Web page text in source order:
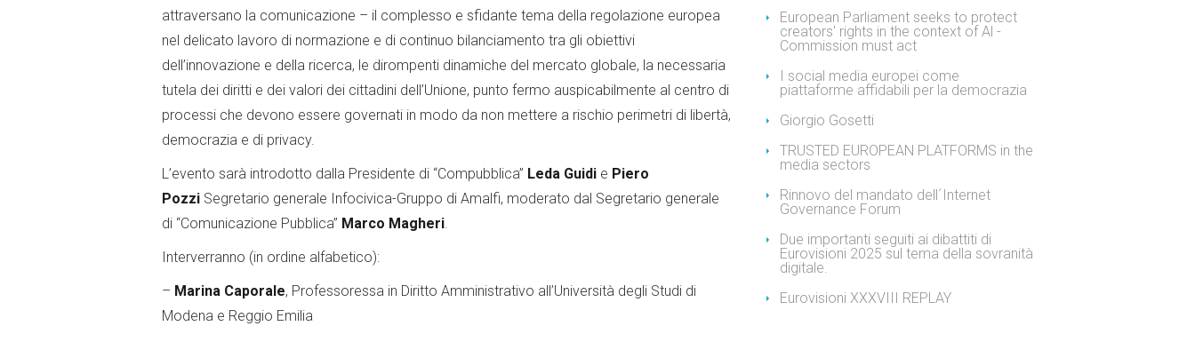
attraversano la comunicazione – il complesso e sfidante tema della regolazione europea
nel delicato lavoro di normazione e di continuo bilanciamento tra gli obiettivi
dell’innovazione e della ricerca, le dirompenti dinamiche del mercato globale, la necessaria
tutela dei diritti e dei valori dei cittadini dell’Unione, punto fermo auspicabilmente al centro di
processi che devono essere governati in modo da non mettere a rischio perimetri di libertà,
democrazia e di privacy.
L’evento sarà introdotto dalla Presidente di “Compubblica” Leda Guidi e Piero
Pozzi Segretario generale Infocivica-Gruppo di Amalfi, moderato dal Segretario generale
di “Comunicazione Pubblica” Marco Magheri.
Interverranno (in ordine alfabetico):
– Marina Caporale, Professoressa in Diritto Amministrativo all’Università degli Studi di
Modena e Reggio Emilia
European Parliament seeks to protect
creators' rights in the context of Al -
Commission must act
I social media europei come
piattaforme affidabili per la democrazia
Giorgio Gosetti
TRUSTED EUROPEAN PLATFORMS in the
media sectors
Rinnovo del mandato dell´Internet
Governance Forum
Due importanti seguiti ai dibattiti di
Eurovisioni 2025 sul tema della sovranità
digitale.
Eurovisioni XXXVIII REPLAY